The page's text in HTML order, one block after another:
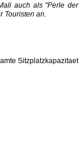
auch als "Perle der
Touristen an.
Sitzplatzkapazitaet